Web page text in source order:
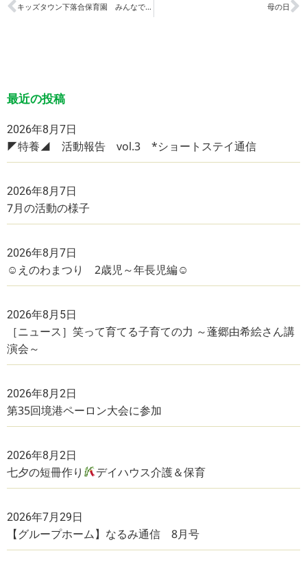
キッズタウン下落合保育園 みんなで作ろう！こいのぼり！ 母の日
最近の投稿
2026年8月7日
◤特養◢ 活動報告 vol.3 *ショートステイ通信
2026年8月7日
7月の活動の様子
2026年8月7日
☺えのわまつり 2歳児～年長児編☺
2026年8月5日
［ニュース］笑って育てる子育ての力 ～蓬郷由希絵さん講
演会～
2026年8月2日
第35回境港ペーロン大会に参加
2026年8月2日
七夕の短冊作り デイハウス介護＆保育
2026年7月29日
【グループホーム】なるみ通信 8月号